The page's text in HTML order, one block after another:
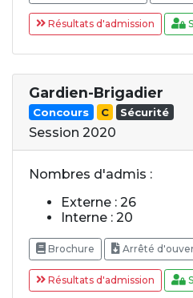
Résultats d'admission
Gardien-Brigadier
Concours C Sécurité
Session 2020
Nombres d'admis :
Externe : 26
Interne : 20
Brochure Arrêté
Résultats d'admission